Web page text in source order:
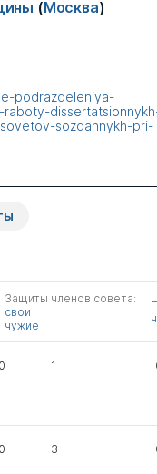
(Москва)
podrazdeleniya-
raboty-
sozdannykh-pri-
Защиты членов совета:
свои
чужие
0 1
0 3